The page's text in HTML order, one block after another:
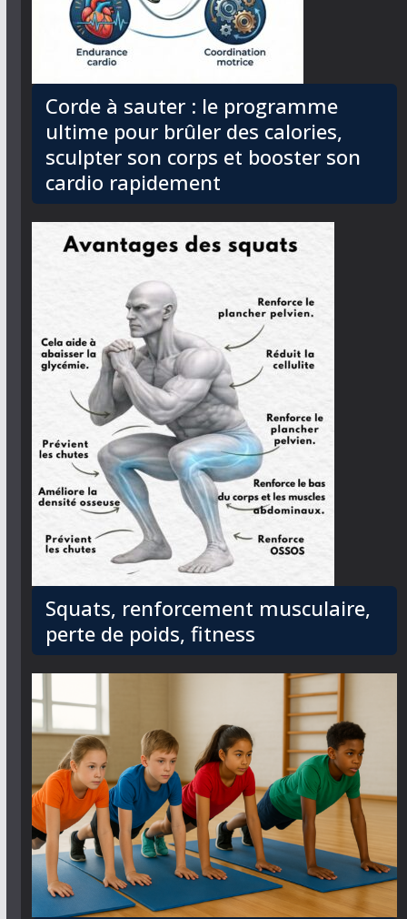
Corde à sauter : le programme
ultime pour brûler des calories,
sculpter son corps et booster son
cardio rapidement
Squats, renforcement musculaire,
perte de poids, fitness